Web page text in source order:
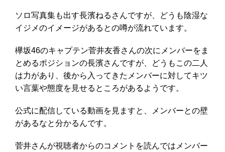
ソロ写真集も出す長濱ねるさんですが、どうも陰湿な
イジメのイメージがあるとの噂が流れています。
欅坂46のキャプテン菅井友香さんの次にメンバーをま
とめるポジションの長濱さんですが、どうもこの二人
は力があり、後から入ってきたメンバーに対してキツ
い言葉や態度を見せるところがあるようです。
公式に配信している動画を見ますと、メンバーとの壁
があるなと分かるんです。
菅井さんが視聴者からのコメントを読んではメンバー